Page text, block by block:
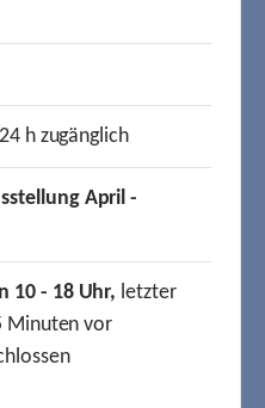
h zugänglich
April -
10 - 18 Uhr, letzter
Minuten vor